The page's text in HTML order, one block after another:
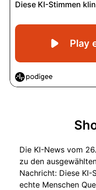
Die KI-News vom
zu den
Nachricht: Diese KI-
echte Menschen